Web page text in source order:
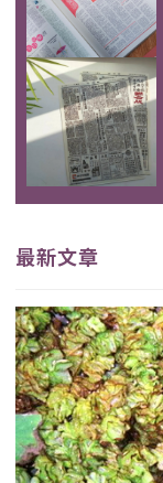
最新文章